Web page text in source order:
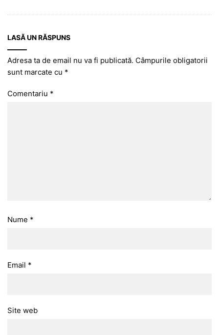
LASĂ UN RĂSPUNS
Adresa ta de email nu va fi publicată. Câmpurile obligatorii
sunt marcate cu *
Comentariu *
Nume *
Email *
Site web